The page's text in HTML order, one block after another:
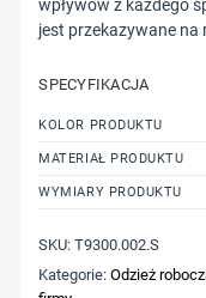
wpływów z każdego
jest przekazywane na
SPECYFIKACJA
KOLOR PRODUKTU
MATERIAŁ PRODUKTU
WYMIARY PRODUKTU
SKU:T9300.002.S
Kategorie:Odzież